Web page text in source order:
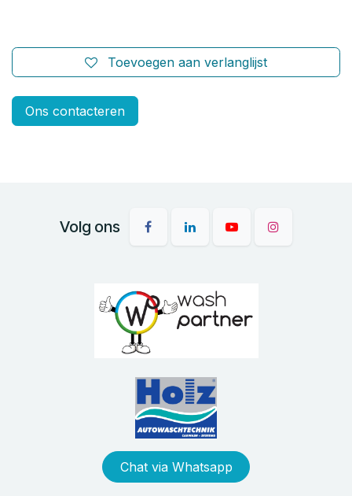
Toevoegen aan verlanglijst
Ons contacteren
Volg ons
Chat via Whatsapp